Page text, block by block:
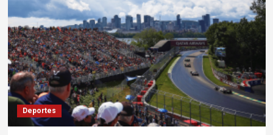
Deportes